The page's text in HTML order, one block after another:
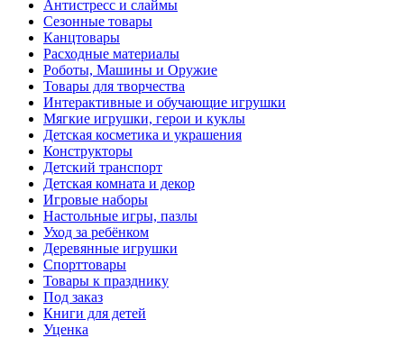
Антистресс и слаймы
Сезонные товары
Канцтовары
Расходные материалы
Роботы, Машины и Оружие
Товары для творчества
Интерактивные и обучающие игрушки
Мягкие игрушки, герои и куклы
Детская косметика и украшения
Конструкторы
Детский транспорт
Детская комната и декор
Игровые наборы
Настольные игры, пазлы
Уход за ребёнком
Деревянные игрушки
Спорттовары
Товары к празднику
Под заказ
Книги для детей
Уценка